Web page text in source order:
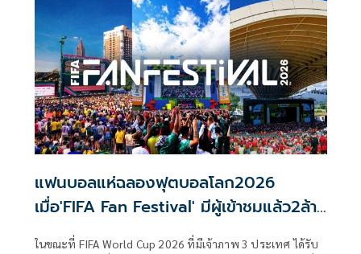
ใหญ่ ที่เข้ามาในรอบนี้ ยังอยู่ในเส้นทางลุ้นแชมป์ ไม่ว่าจะเป็น
อาร์เจนตินา แชมป์เก่า, บราซิล แชมป์ 5 สมัย ,ฝรั่งเศส, สเปน,
อังกฤษ, โปรตุเกส และ เยอรมนี หรือตัวแทน 2 ทีมจากทวีป
เอเชีย ที่เหลืออยู่คือญี่ปุ่น และ ออสเตรเลีย
แฟนบอลแห่ฉลองฟุตบอลโลก2026
เมื่อ'FIFA Fan Festival' มีผู้เข้าชมแล้ว2ล้าน
ในขณะที่ FIFA World Cup 2026 ที่มีเจ้าภาพ 3 ประเทศ ได้รับ